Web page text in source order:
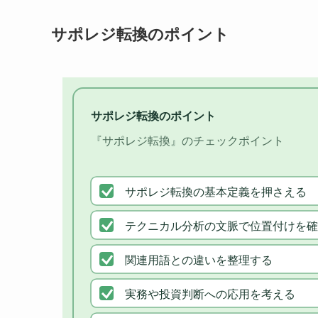
サポレジ転換のポイント
サポレジ転換のポイント
『サポレジ転換』のチェックポイント
サポレジ転換の基本定義を押さえる
テクニカル分析の文脈で位置付けを
関連用語との違いを整理する
実務や投資判断への応用を考える